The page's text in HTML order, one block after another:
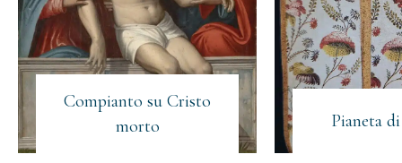
Compianto su Cristo
morto
Pianeta